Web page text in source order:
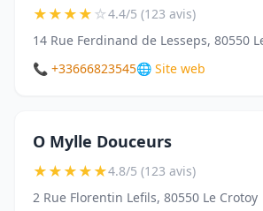
★★★★☆4.4/5 (123 avis)
14 Rue Ferdinand de Lesseps, 80550
📞 +33666823545🌐 Site web
O Mylle Douceurs
★★★★★4.8/5 (123 avis)
2 Rue Florentin Lefils, 80550 Le Crotoy